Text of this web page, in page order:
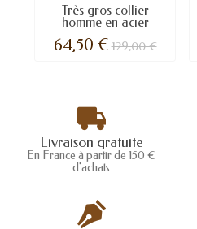
Très gros collier
homme en acier
64,50 €129,00 €
Livraison gratuite
En France à partir de 150 €
d'achats